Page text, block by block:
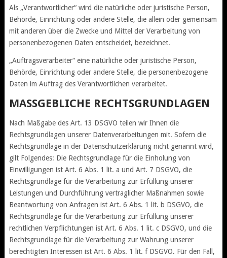
Als „Verantwortlicher“ wird die natürliche oder juristische Person,
Behörde, Einrichtung oder andere Stelle, die allein oder gemeinsam
mit anderen über die Zwecke und Mittel der Verarbeitung von
personenbezogenen Daten entscheidet, bezeichnet.
„Auftragsverarbeiter“ eine natürliche oder juristische Person,
Behörde, Einrichtung oder andere Stelle, die personenbezogene
Daten im Auftrag des Verantwortlichen verarbeitet.
MASSGEBLICHE RECHTSGRUNDLAGEN
Nach Maßgabe des Art. 13 DSGVO teilen wir Ihnen die
Rechtsgrundlagen unserer Datenverarbeitungen mit. Sofern die
Rechtsgrundlage in der Datenschutzerklärung nicht genannt wird,
gilt Folgendes: Die Rechtsgrundlage für die Einholung von
Einwilligungen ist Art. 6 Abs. 1 lit. a und Art. 7 DSGVO, die
Rechtsgrundlage für die Verarbeitung zur Erfüllung unserer
Leistungen und Durchführung vertraglicher Maßnahmen sowie
Beantwortung von Anfragen ist Art. 6 Abs. 1 lit. b DSGVO, die
Rechtsgrundlage für die Verarbeitung zur Erfüllung unserer
rechtlichen Verpflichtungen ist Art. 6 Abs. 1 lit. c DSGVO, und die
Rechtsgrundlage für die Verarbeitung zur Wahrung unserer
berechtigten Interessen ist Art. 6 Abs. 1 lit. f DSGVO. Für den Fall,